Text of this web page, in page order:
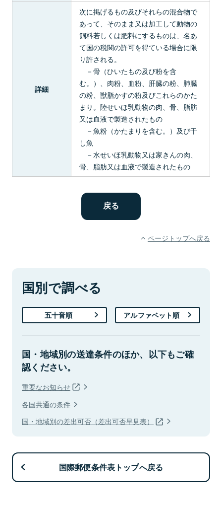
詳細
次に掲げるもの及びそれらの混合物で
あって、そのまま又は加工して動物の
飼料若しくは肥料にするものは、名あ
て国の税関の許可を得ている場合に限
り許される。
－骨（ひいたもの及び粉を含
む。）、肉粉、血粉、肝臓の粉、肺臓
の粉、獣脂かすの粉及びこれらのかた
まり。陸せいほ乳動物の肉、骨、脂肪
又は血液で製造されたもの
－魚粉（かたまりを含む。）及び干
し魚
－水せいほ乳動物又は家きんの肉、
骨、脂肪又は血液で製造されたもの
ページトップへ戻る
国別で調べる
五十音順 アルファベット順
国・地域別の送達条件のほか、以下もご確
認ください。
重要なお知らせ
各国共通の条件
国・地域別の差出可否（差出可否早見表）
国際郵便条件表トップへ戻る